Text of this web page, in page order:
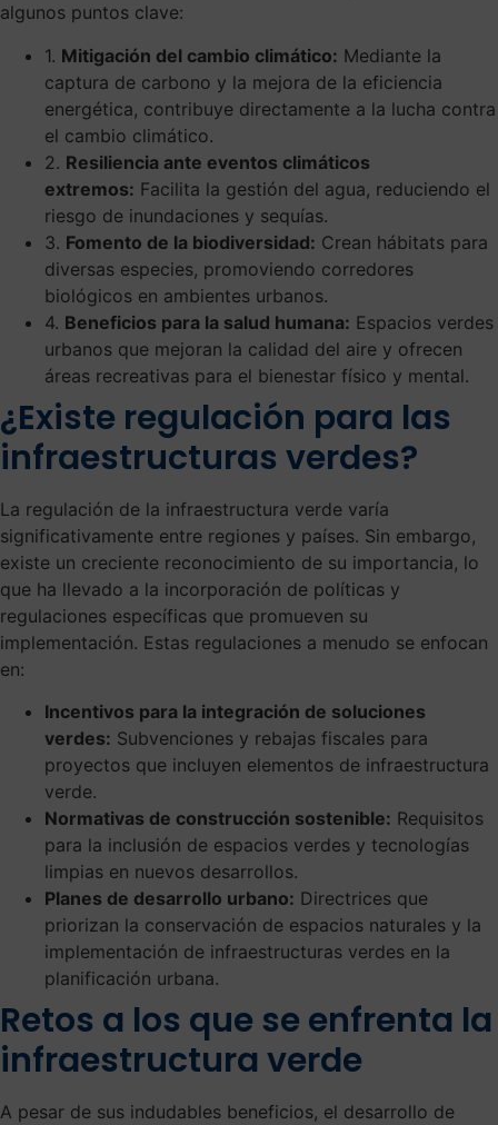
algunos puntos clave:
1. Mitigación del cambio climático: Mediante la
captura de carbono y la mejora de la eficiencia
energética, contribuye directamente a la lucha contra
el cambio climático.
2. Resiliencia ante eventos climáticos
extremos: Facilita la gestión del agua, reduciendo el
riesgo de inundaciones y sequías.
3. Fomento de la biodiversidad: Crean hábitats para
diversas especies, promoviendo corredores
biológicos en ambientes urbanos.
4. Beneficios para la salud humana: Espacios verdes
urbanos que mejoran la calidad del aire y ofrecen
áreas recreativas para el bienestar físico y mental.
¿Existe regulación para las
infraestructuras verdes?
La regulación de la infraestructura verde varía
significativamente entre regiones y países. Sin embargo,
existe un creciente reconocimiento de su importancia, lo
que ha llevado a la incorporación de políticas y
regulaciones específicas que promueven su
implementación. Estas regulaciones a menudo se enfocan
en:
Incentivos para la integración de soluciones
verdes: Subvenciones y rebajas fiscales para
proyectos que incluyen elementos de infraestructura
verde.
Normativas de construcción sostenible: Requisitos
para la inclusión de espacios verdes y tecnologías
limpias en nuevos desarrollos.
Planes de desarrollo urbano: Directrices que
priorizan la conservación de espacios naturales y la
implementación de infraestructuras verdes en la
planificación urbana.
Retos a los que se enfrenta la
infraestructura verde
A pesar de sus indudables beneficios, el desarrollo de